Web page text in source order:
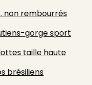
non rembourrés
gorge sport
taille haute
brésiliens